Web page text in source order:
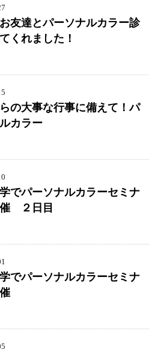
友達とパーソナルカラー診
くれました！
の大事な行事に備えて！パ
カラー
でパーソナルカラーセミナ
２日目
でパーソナルカラーセミナ